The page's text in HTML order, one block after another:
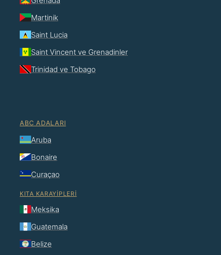
Martinik
Saint Lucia
Saint Vincent ve Grenadinler
Trinidad ve Tobago
ABC ADALARI
Aruba
Bonaire
Curaçao
KITA KARAYIPLERI
Meksika
Guatemala
Belize